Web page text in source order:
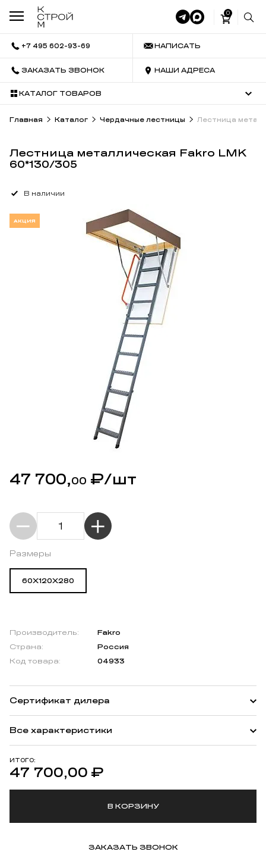
0
+7 495 602-93-69 НАПИСАТЬ
ЗАКАЗАТЬ ЗВОНОК НАШИ АДРЕСА
КАТАЛОГ ТОВАРОВ
Главная Каталог Чердачные лестницы Лестница
Лестница металлическая Fakro LMK
60*130/305
В наличии
АКЦИЯ
47 700,00 ₽/шт
Размеры
60X120X280
ИТОГО:
47 700,00 ₽
В КОРЗИНУ
ЗАКАЗАТЬ ЗВОНОК
Производитель:
Fakro
Страна:
Россия
Код товара:
04933
Все характеристики
Сертификат дилера